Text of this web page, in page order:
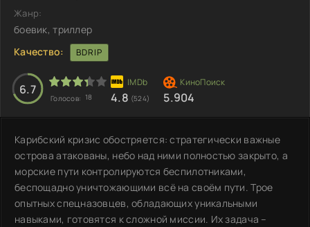
Жанр:
боевик, триллер
Качество:
BDRIP
6.7
Голосов: 18 4.8 (524) 5.904
Карибский кризис обостряется: стратегически важные
острова атакованы, небо над ними полностью закрыто, а
морские пути контролируются беспилотниками,
беспощадно уничтожающими всё на своём пути. Трое
опытных спецназовцев, обладающих уникальными
навыками, готовятся к сложной миссии. Их задача –